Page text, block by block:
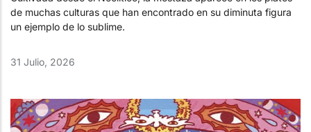
de muchas culturas que han encontrado en su diminuta figura
un ejemplo de lo sublime.
31 Julio, 2026